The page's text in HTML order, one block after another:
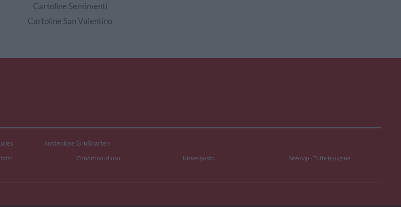
Cartoline Sentimenti
Cartoline San Valentino
kostenlose Grußkarten
Condizioni d'uso Kisseoposta Sitemap - Tutte le pagine